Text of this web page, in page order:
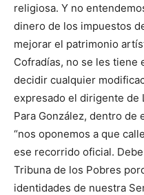
religiosa. Y no
dinero de los impuestos
mejorar el patrimonio
Cofradías, no se les tiene
decidir cualquier
expresado el dirigente de
Para González, dentro de
“nos oponemos a que
ese recorrido oficial.
Tribuna de los Pobres
identidades de nuestra